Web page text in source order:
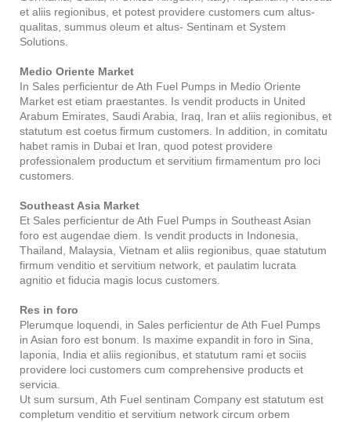
et aliis regionibus, et potest providere customers cum altus-
qualitas, summus oleum et altus- Sentinam et System
Solutions.
Medio Oriente Market
In Sales perficientur de Ath Fuel Pumps in Medio Oriente
Market est etiam praestantes. Is vendit products in United
Arabum Emirates, Saudi Arabia, Iraq, Iran et aliis regionibus, et
statutum est coetus firmum customers. In addition, in comitatu
habet ramis in Dubai et Iran, quod potest providere
professionalem productum et servitium firmamentum pro loci
customers.
Southeast Asia Market
Et Sales perficientur de Ath Fuel Pumps in Southeast Asian
foro est augendae diem. Is vendit products in Indonesia,
Thailand, Malaysia, Vietnam et aliis regionibus, quae statutum
firmum venditio et servitium network, et paulatim lucrata
agnitio et fiducia magis locus customers.
Res in foro
Plerumque loquendi, in Sales perficientur de Ath Fuel Pumps
in Asian foro est bonum. Is maxime expandit in foro in Sina,
Iaponia, India et aliis regionibus, et statutum rami et sociis
providere loci customers cum comprehensive products et
servicia.
Ut sum sursum, Ath Fuel sentinam Company est statutum est
completum venditio et servitium network circum orbem